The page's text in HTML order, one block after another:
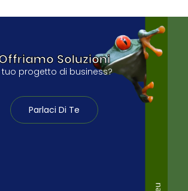
Soluzioni
tuo progetto di business?
Parlaci Di Te